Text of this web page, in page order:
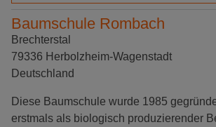
Baumschule Rombach
Brechterstal
79336 Herbolzheim-Wagenstadt
Deutschland
Diese Baumschule wurde 1985
erstmals als biologisch produzierender